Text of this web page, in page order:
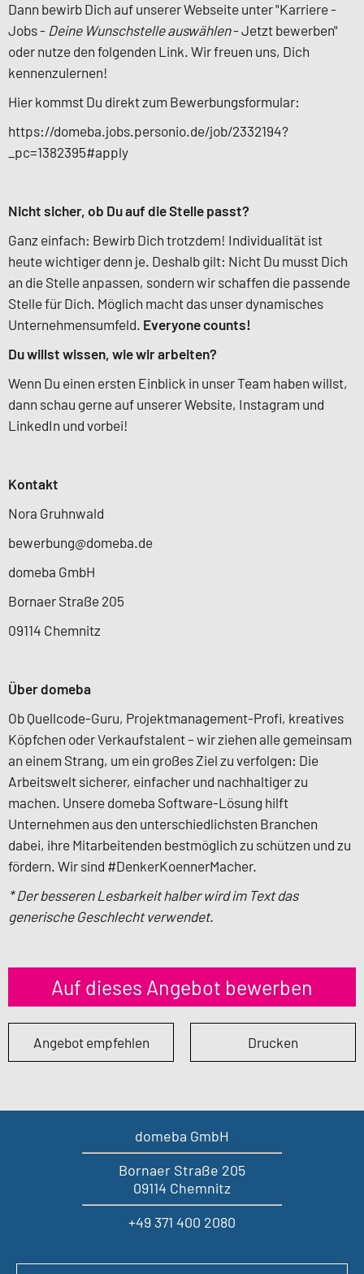
Dann bewirb Dich auf unserer Webseite unter "Karriere -
Jobs - Deine Wunschstelle auswählen- Jetzt bewerben"
oder nutze den folgenden Link. Wir freuen uns, Dich
kennenzulernen!
Hier kommst Du direkt zum Bewerbungsformular:
https://domeba.jobs.personio.de/job/2332194?
_pc=1382395#apply
Nicht sicher, ob Du auf die Stelle passt?
Ganz einfach: Bewirb Dich trotzdem! Individualität ist
heute wichtiger denn je. Deshalb gilt: Nicht Du musst Dich
an die Stelle anpassen, sondern wir schaffen die passende
Stelle für Dich. Möglich macht das unser dynamisches
Unternehmensumfeld. Everyone counts!
Du willst wissen, wie wir arbeiten?
Wenn Du einen ersten Einblick in unser Team haben willst,
dann schau gerne auf unserer Website, Instagram und
LinkedIn und vorbei!
Kontakt
Nora Gruhnwald
bewerbung@domeba.de
domeba GmbH
Bornaer Straße 205
09114 Chemnitz
Über domeba
Ob Quellcode-Guru, Projektmanagement-Profi, kreatives
Köpfchen oder Verkaufstalent – wir ziehen alle gemeinsam
an einem Strang, um ein großes Ziel zu verfolgen: Die
Arbeitswelt sicherer, einfacher und nachhaltiger zu
machen. Unsere domeba Software-Lösung hilft
Unternehmen aus den unterschiedlichsten Branchen
dabei, ihre Mitarbeitenden bestmöglich zu schützen und zu
fördern. Wir sind #DenkerKoennerMacher.
* Der besseren Lesbarkeit halber wird im Text das
generische Geschlecht verwendet.
Auf dieses Angebot bewerben
Angebot empfehlen Drucken
domeba GmbH
Bornaer Straße 205
09114 Chemnitz
+49 371 400 2080